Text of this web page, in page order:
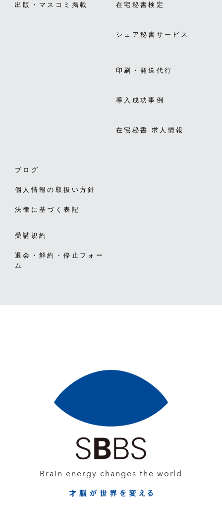
出版・マスコミ掲載 在宅秘書検定
シェア秘書サービス
印刷・発送代行
導入成功事例
在宅秘書 求人情報
ブログ
個人情報の取扱い方針
法律に基づく表記
受講規約
退会・解約・停止フォー
ム